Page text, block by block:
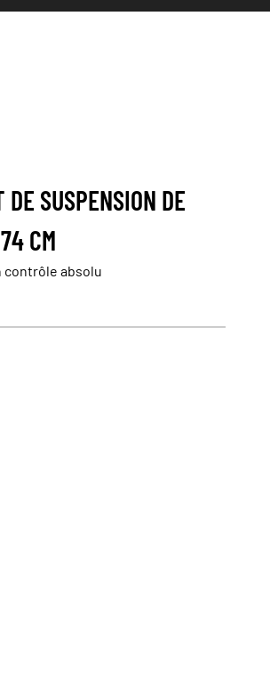
DE SUSPENSION DE
74 CM
contrôle absolu